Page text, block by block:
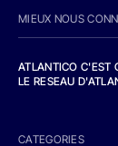
MIEUX NOUS
ATLANTICO C'EST
LE RESEAU
CATEGORIES